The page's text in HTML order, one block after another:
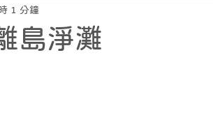
回顧
島淨灘
1 分鐘